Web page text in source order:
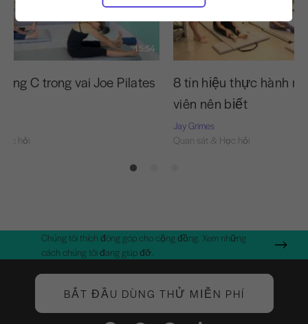
15:54
C trong vai Joe Pilates
hỏi
8 tín hiệu thực hành
viên nên biết
Jay Grimes
Quan sát & Học hỏi
Chúng tôi thích đóng góp cho cộng đồng. Xem những
cách chúng tôi đang giúp đỡ.
BẮT ĐẦU DÙNG THỬ MIỄN PHÍ